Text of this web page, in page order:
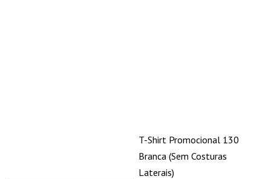
T-Shirt Promocional 130
Branca (Sem Costuras
Laterais)